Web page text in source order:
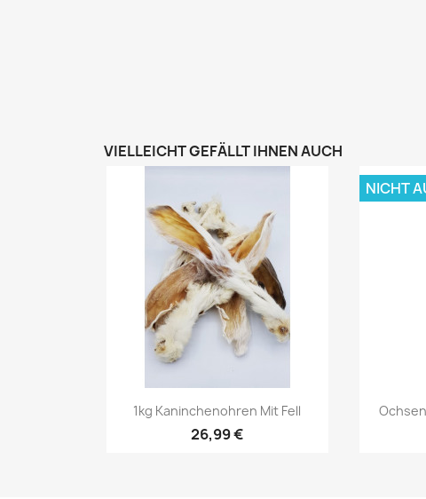
VIELLEICHT GEFÄLLT IHNEN AUCH
Vorschau
1kg Kaninchenohren Mit Fell
26,99 €
NICHT